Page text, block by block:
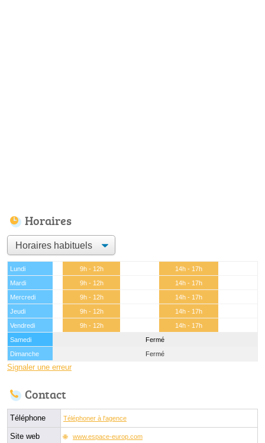
Horaires
Lundi 9h - 12h
14h - 17h
Mardi
9h - 12h
14h - 17h
Mercredi
9h - 12h
14h - 17h
Jeudi
9h - 12h
14h - 17h
Vendredi
9h - 12h
14h - 17h
Samedi
Fermé
Dimanche
Fermé
Signaler une erreur
Contact
Téléphone Téléphoner à l'agence
Site web www.espace-europ.com